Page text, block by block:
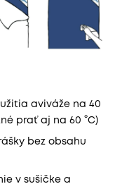
aviváže na 40
prať aj na 60 °C)
bez obsahu
v sušičke a